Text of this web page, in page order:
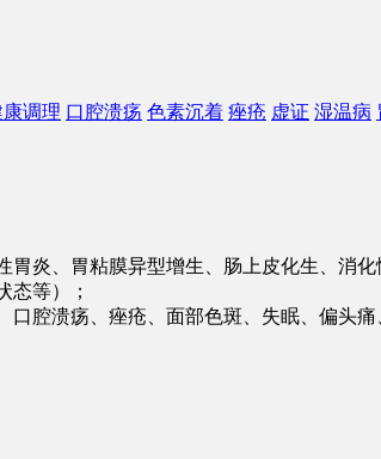
康调理 口腔溃疡 色素沉着 痤疮 虚证 湿温病
胃炎、胃粘膜异型增生、肠上皮化生、消
态等）；
腔溃疡、痤疮、面部色斑、失眠、偏头痛